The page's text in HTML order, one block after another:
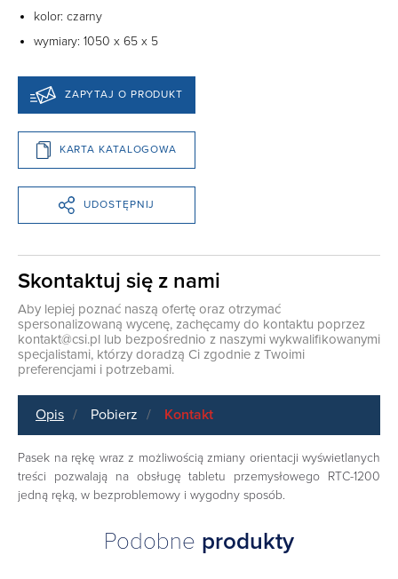
kolor: czarny
wymiary: 1050 x 65 x 5
ZAPYTAJ O PRODUKT
KARTA KATALOGOWA
UDOSTĘPNIJ
Skontaktuj się z nami
Aby lepiej poznać naszą ofertę oraz otrzymać
spersonalizowaną wycenę, zachęcamy do kontaktu poprzez
kontakt@csi.pl lub bezpośrednio z naszymi wykwalifikowanymi
specjalistami, którzy doradzą Ci zgodnie z Twoimi
preferencjami i potrzebami.
Opis Pobierz Kontakt
Pasek na rękę wraz z możliwością zmiany orientacji wyświetlanych
treści pozwalają na obsługę tabletu przemysłowego RTC-1200
jedną ręką, w bezproblemowy i wygodny sposób.
Podobne produkty